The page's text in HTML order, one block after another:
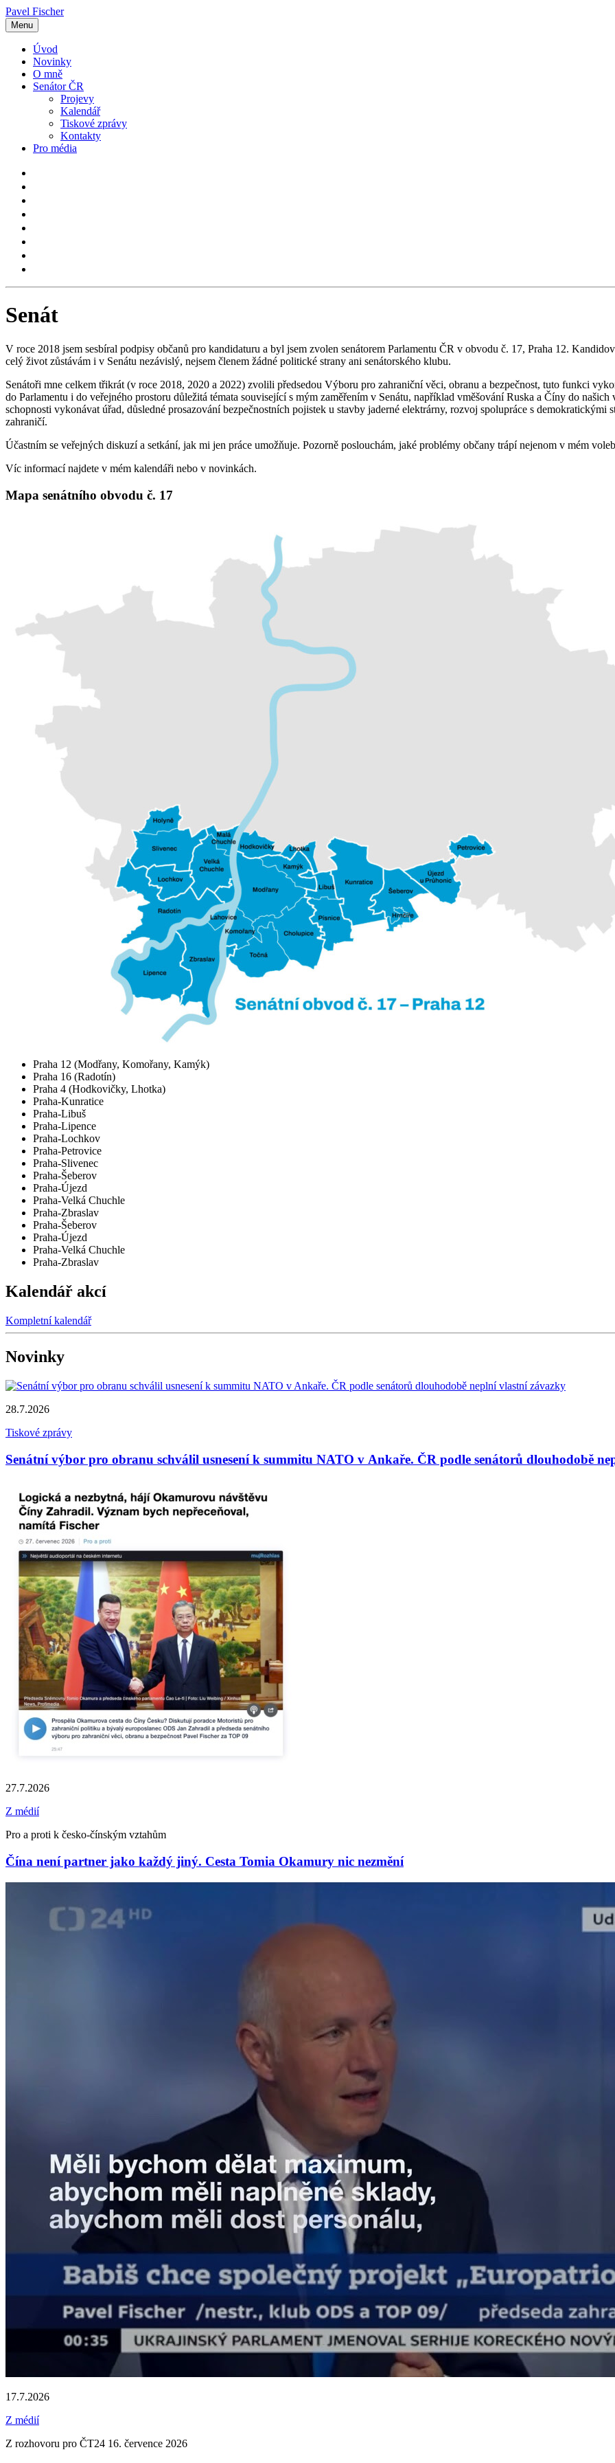
Pavel Fischer
Menu
Úvod
Novinky
O mně
Senátor ČR
Projevy
Kalendář
Tiskové zprávy
Kontakty
Pro média
Senát
V roce 2018 jsem sesbíral podpisy občanů pro kandidaturu a byl jsem zvolen senátorem Parlamentu ČR v obvodu č. 17, Praha 12.
celý život zůstávám i v Senátu nezávislý, nejsem členem žádné politické strany ani senátorského klubu.
Senátoři mne celkem třikrát (v roce 2018, 2020 a 2022) zvolili předsedou Výboru pro zahraniční věci, obranu a bezpečnost, tuto funkci
do Parlamentu i do veřejného prostoru důležitá témata související s mým zaměřením v Senátu, například vměšování Ruska a Číny do
schopnosti vykonávat úřad, důsledné prosazování bezpečnostních pojistek u stavby jaderné elektrárny, rozvoj spolupráce s
zahraničí.
Účastním se veřejných diskuzí a setkání, jak mi jen práce umožňuje. Pozorně poslouchám, jaké problémy občany trápí nejenom v mém
Víc informací najdete v mém kalendáři nebo v novinkách.
Mapa senátního obvodu č. 17
Praha 12 (Modřany, Komořany, Kamýk)
Praha 16 (Radotín)
Praha 4 (Hodkovičky, Lhotka)
Praha-Kunratice
Praha-Libuš
Praha-Lipence
Praha-Lochkov
Praha-Petrovice
Praha-Slivenec
Praha-Šeberov
Praha-Újezd
Praha-Velká Chuchle
Praha-Zbraslav
Praha-Šeberov
Praha-Újezd
Praha-Velká Chuchle
Praha-Zbraslav
Kalendář akcí
Kompletní kalendář
Novinky
28.7.2026
Tiskové zprávy
Senátní výbor pro obranu schválil usnesení k summitu NATO v Ankaře. ČR podle senátorů dlouhodobě
27.7.2026
Z médií
Pro a proti k česko-čínským vztahům
Čína není partner jako každý jiný. Cesta Tomia Okamury nic nezmění
17.7.2026
Z médií
Z rozhovoru pro ČT24 16. července 2026